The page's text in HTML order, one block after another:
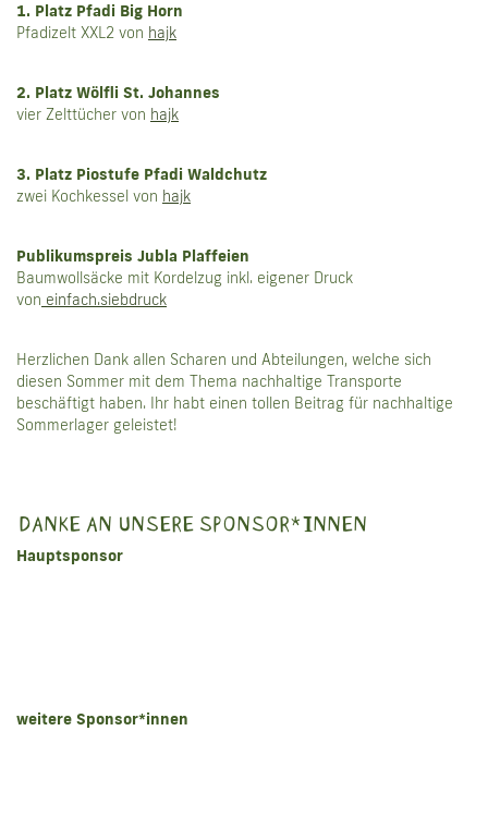
1. Platz Pfadi Big Horn
Pfadizelt XXL2 von hajk
2. Platz Wölfli St. Johannes
vier Zelttücher von hajk
3. Platz Piostufe Pfadi Waldchutz
zwei Kochkessel von hajk
Publikumspreis Jubla Plaffeien
Baumwollsäcke mit Kordelzug inkl. eigener Druck
von einfach.siebdruck
Herzlichen Dank allen Scharen und Abteilungen, welche sich
diesen Sommer mit dem Thema nachhaltige Transporte
beschäftigt haben. Ihr habt einen tollen Beitrag für nachhaltige
Sommerlager geleistet!
DANKE AN UNSERE SPONSOR*INNEN
Hauptsponsor
weitere Sponsor*innen